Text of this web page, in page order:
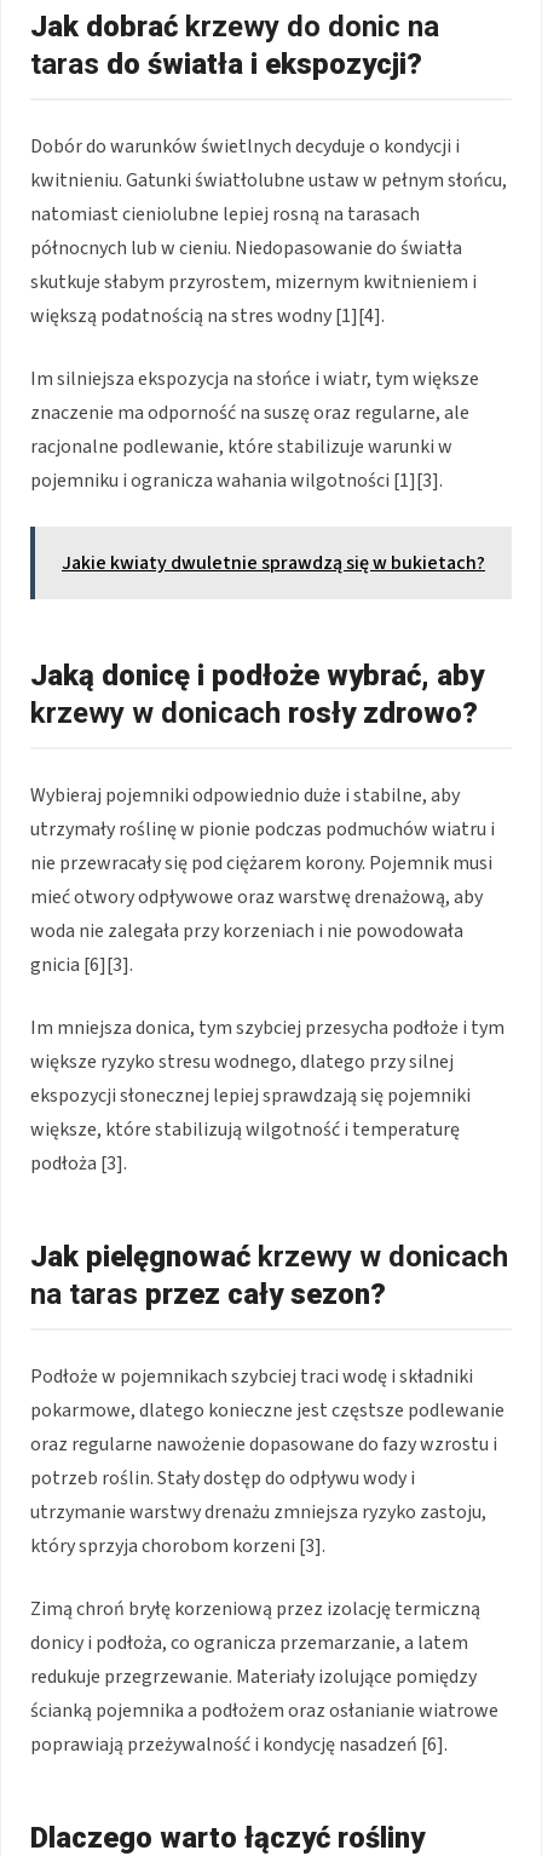
Jak dobrać krzewy do donic na
taras do światła i ekspozycji?
Dobór do warunków świetlnych decyduje o kondycji i
kwitnieniu. Gatunki światłolubne ustaw w pełnym słońcu,
natomiast cieniolubne lepiej rosną na tarasach
północnych lub w cieniu. Niedopasowanie do światła
skutkuje słabym przyrostem, mizernym kwitnieniem i
większą podatnością na stres wodny [1][4].
Im silniejsza ekspozycja na słońce i wiatr, tym większe
znaczenie ma odporność na suszę oraz regularne, ale
racjonalne podlewanie, które stabilizuje warunki w
pojemniku i ogranicza wahania wilgotności [1][3].
Jakie kwiaty dwuletnie sprawdzą się w bukietach?
Jaką donicę i podłoże wybrać, aby
krzewy w donicach rosły zdrowo?
Wybieraj pojemniki odpowiednio duże i stabilne, aby
utrzymały roślinę w pionie podczas podmuchów wiatru i
nie przewracały się pod ciężarem korony. Pojemnik musi
mieć otwory odpływowe oraz warstwę drenażową, aby
woda nie zalegała przy korzeniach i nie powodowała
gnicia [6][3].
Im mniejsza donica, tym szybciej przesycha podłoże i tym
większe ryzyko stresu wodnego, dlatego przy silnej
ekspozycji słonecznej lepiej sprawdzają się pojemniki
większe, które stabilizują wilgotność i temperaturę
podłoża [3].
Jak pielęgnować krzewy w donicach
na taras przez cały sezon?
Podłoże w pojemnikach szybciej traci wodę i składniki
pokarmowe, dlatego konieczne jest częstsze podlewanie
oraz regularne nawożenie dopasowane do fazy wzrostu i
potrzeb roślin. Stały dostęp do odpływu wody i
utrzymanie warstwy drenażu zmniejsza ryzyko zastoju,
który sprzyja chorobom korzeni [3].
Zimą chroń bryłę korzeniową przez izolację termiczną
donicy i podłoża, co ogranicza przemarzanie, a latem
redukuje przegrzewanie. Materiały izolujące pomiędzy
ścianką pojemnika a podłożem oraz osłanianie wiatrowe
poprawiają przeżywalność i kondycję nasadzeń [6].
Dlaczego warto łączyć rośliny